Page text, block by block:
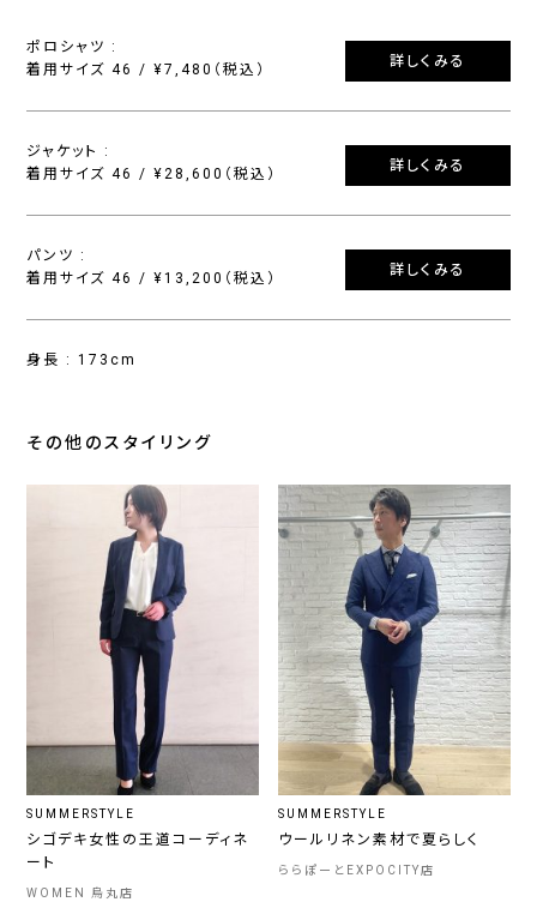
ポロシャツ :
着用サイズ 46 / ¥7,480（税込）
詳しくみる
ジャケット :
着用サイズ 46 / ¥28,600（税込）
詳しくみる
パンツ :
着用サイズ 46 / ¥13,200（税込）
詳しくみる
身長 : 173cm
その他のスタイリング
SUMMERSTYLE
シゴデキ女性の王道コーディネ
ート
WOMEN 烏丸店
SUMMERSTYLE
ウールリネン素材で夏らしく
ららぽーとEXPOCITY店